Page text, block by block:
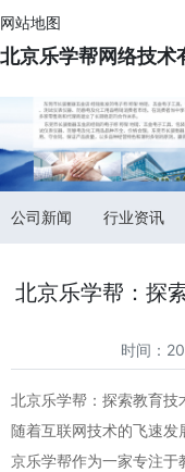
网站地图
北京乐学帮网络技术
公司新闻 行业资讯
北京乐学帮：探
时间：
北京乐学帮：探索教育技
随着互联网技术的飞速
京乐学帮作为一家专注于